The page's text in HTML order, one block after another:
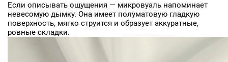
Если описывать ощущения — микровуаль напоминает
невесомую дымку. Она имеет полуматовую гладкую
поверхность, мягко струится и образует аккуратные,
ровные складки.